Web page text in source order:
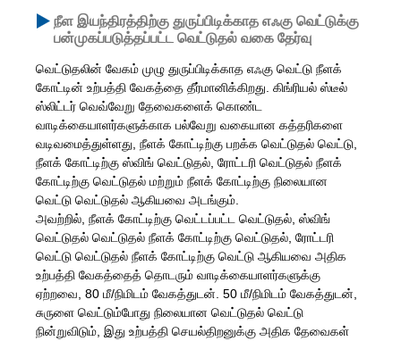
நீள இயந்திரத்திற்கு துருப்பிடிக்காத எஃகு வெட்டுக்கு
பன்முகப்படுத்தப்பட்ட வெட்டுதல் வகை தேர்வு
வெட்டுதலின் வேகம் முழு துருப்பிடிக்காத எஃகு வெட்டு நீளக்
கோட்டின் உற்பத்தி வேகத்தை தீர்மானிக்கிறது. கிங்ரியல் ஸ்டீல்
ஸ்லிட்டர் வெவ்வேறு தேவைகளைக் கொண்ட
வாடிக்கையாளர்களுக்காக பல்வேறு வகையான கத்தரிகளை
வடிவமைத்துள்ளது, நீளக் கோட்டிற்கு பறக்க வெட்டுதல் வெட்டு,
நீளக் கோட்டிற்கு ஸ்விங் வெட்டுதல், ரோட்டரி வெட்டுதல் நீளக்
கோட்டிற்கு வெட்டுதல் மற்றும் நீளக் கோட்டிற்கு நிலையான
வெட்டு வெட்டுதல் ஆகியவை அடங்கும்.
அவற்றில், நீளக் கோட்டிற்கு வெட்டப்பட்ட வெட்டுதல், ஸ்விங்
வெட்டுதல் வெட்டுதல் நீளக் கோட்டிற்கு வெட்டுதல், ரோட்டரி
வெட்டு வெட்டுதல் நீளக் கோட்டிற்கு வெட்டு ஆகியவை அதிக
உற்பத்தி வேகத்தைத் தொடரும் வாடிக்கையாளர்களுக்கு
ஏற்றவை, 80 மீ/நிமிடம் வேகத்துடன். 50 மீ/நிமிடம் வேகத்துடன்,
சுருளை வெட்டும்போது நிலையான வெட்டுதல் வெட்டு
நின்றுவிடும், இது உற்பத்தி செயல்திறனுக்கு அதிக தேவைகள்